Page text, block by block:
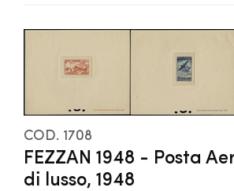
COD. 1708
FEZZAN 1948 - Posta
di lusso, 1948